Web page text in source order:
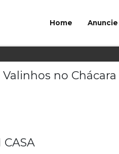
Home Anuncie
no Chácara
CASA